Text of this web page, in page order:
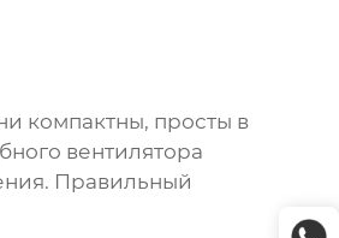
компактны, просты в
вентилятора
Правильный